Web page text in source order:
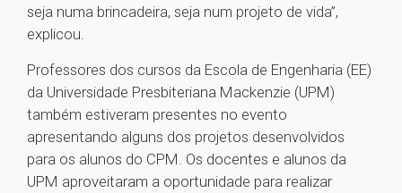
seja numa brincadeira, seja num projeto de vida”,
explicou.
Professores dos cursos da Escola de Engenharia (EE)
da Universidade Presbiteriana Mackenzie (UPM)
também estiveram presentes no evento
apresentando alguns dos projetos desenvolvidos
para os alunos do CPM. Os docentes e alunos da
UPM aproveitaram a oportunidade para realizar